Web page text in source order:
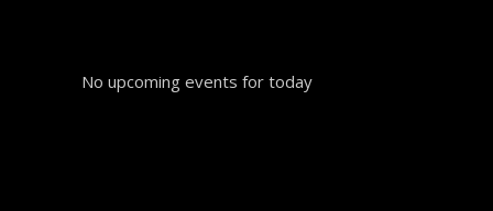
No upcoming events for today